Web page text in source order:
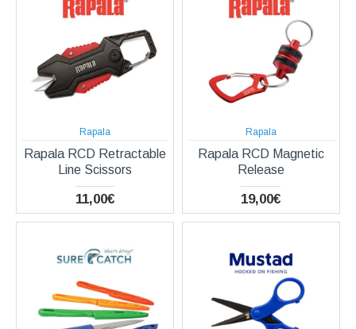
Rapala
Rapala RCD Retractable
Line Scissors
11,00€
Rapala
Rapala RCD Magnetic
Release
19,00€